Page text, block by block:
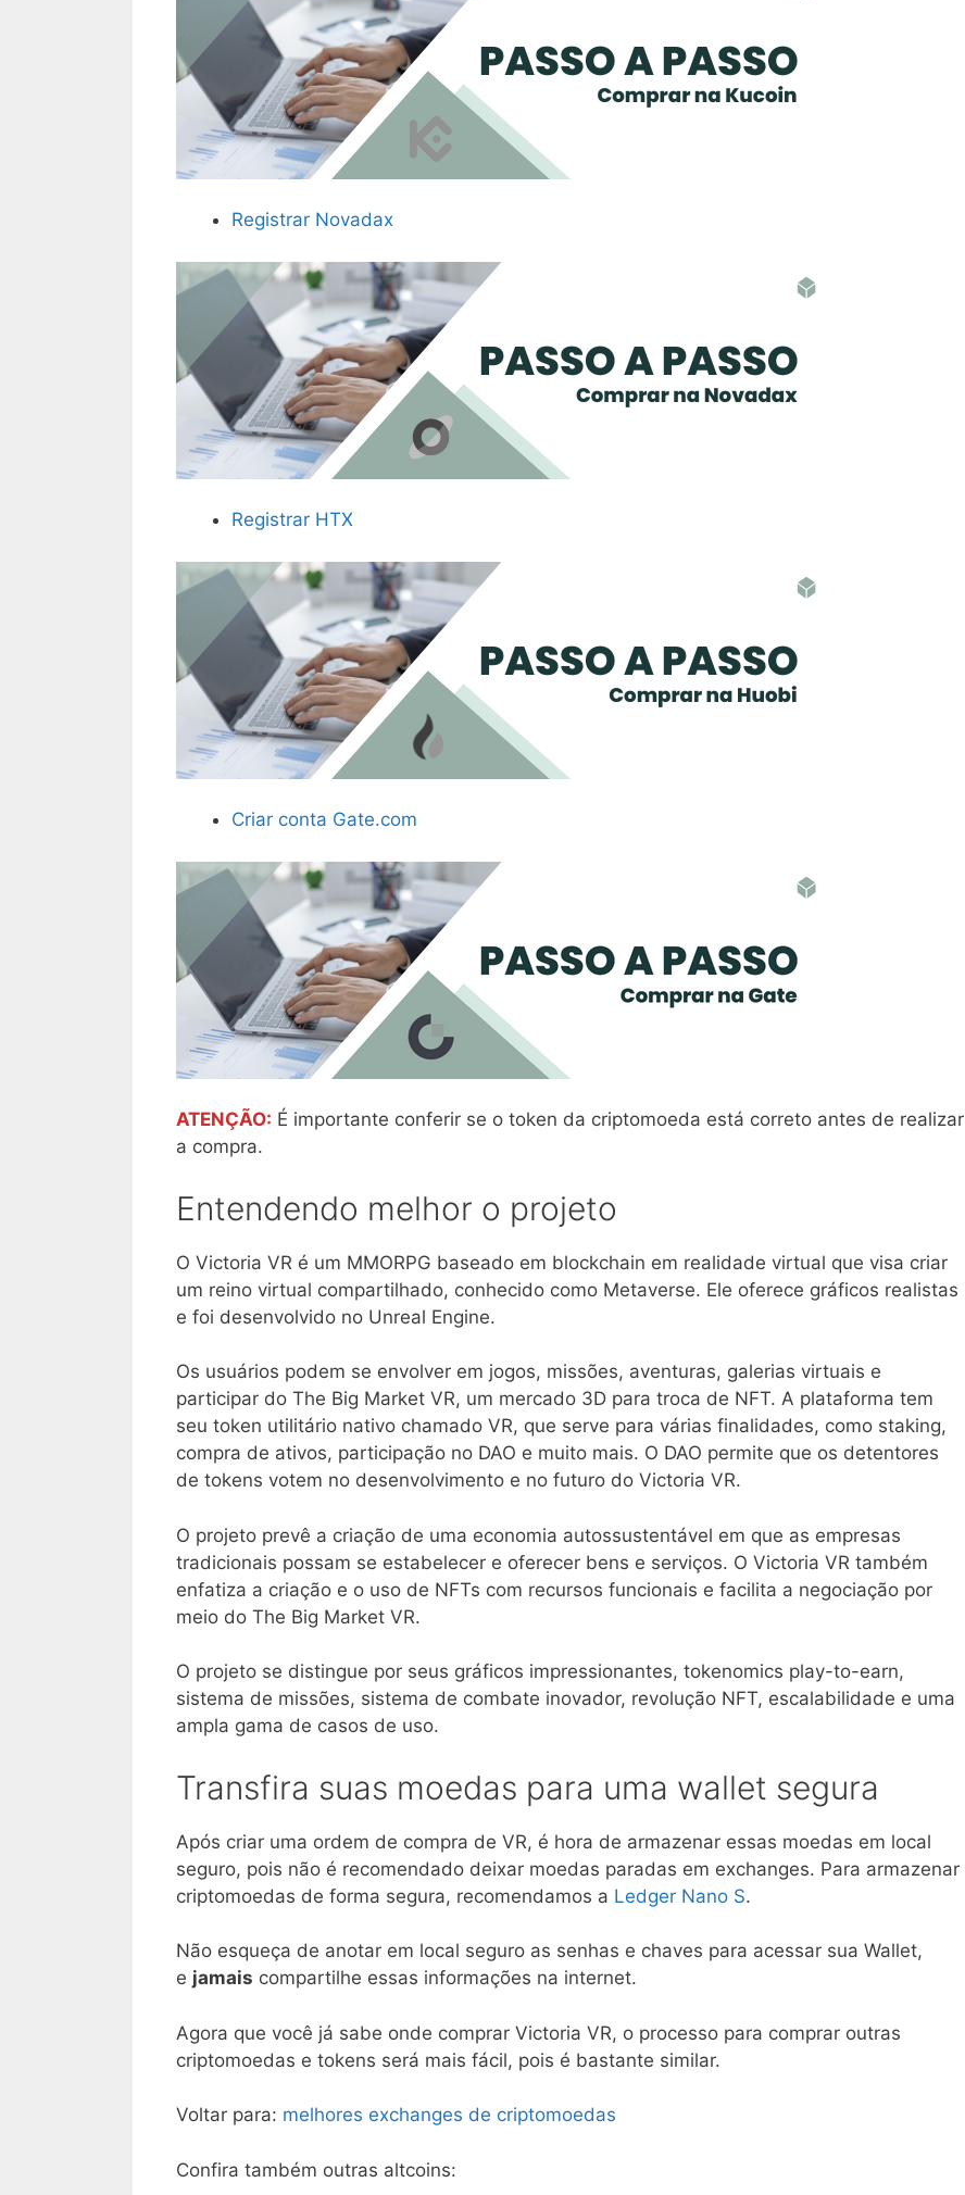
Registrar Novadax
Registrar HTX
Criar conta Gate.com
ATENÇÃO: É importante conferir se o token da criptomoeda está correto antes de realizar
a compra.
Entendendo melhor o projeto
O Victoria VR é um MMORPG baseado em blockchain em realidade virtual que visa criar
um reino virtual compartilhado, conhecido como Metaverse. Ele oferece gráficos realistas
e foi desenvolvido no Unreal Engine.
Os usuários podem se envolver em jogos, missões, aventuras, galerias virtuais e
participar do The Big Market VR, um mercado 3D para troca de NFT. A plataforma tem
seu token utilitário nativo chamado VR, que serve para várias finalidades, como staking,
compra de ativos, participação no DAO e muito mais. O DAO permite que os detentores
de tokens votem no desenvolvimento e no futuro do Victoria VR.
O projeto prevê a criação de uma economia autossustentável em que as empresas
tradicionais possam se estabelecer e oferecer bens e serviços. O Victoria VR também
enfatiza a criação e o uso de NFTs com recursos funcionais e facilita a negociação por
meio do The Big Market VR.
O projeto se distingue por seus gráficos impressionantes, tokenomics play-to-earn,
sistema de missões, sistema de combate inovador, revolução NFT, escalabilidade e uma
ampla gama de casos de uso.
Transfira suas moedas para uma wallet segura
Após criar uma ordem de compra de VR, é hora de armazenar essas moedas em local
seguro, pois não é recomendado deixar moedas paradas em exchanges. Para armazenar
criptomoedas de forma segura, recomendamos a Ledger Nano S.
Não esqueça de anotar em local seguro as senhas e chaves para acessar sua Wallet,
e jamais compartilhe essas informações na internet.
Agora que você já sabe onde comprar Victoria VR, o processo para comprar outras
criptomoedas e tokens será mais fácil, pois é bastante similar.
Voltar para: melhores exchanges de criptomoedas
Confira também outras altcoins: